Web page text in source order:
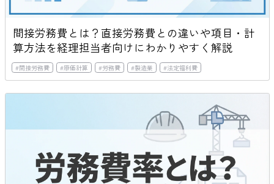
間接労務費とは？直接労務費との違いや項目・計
算方法を経理担当者向けにわかりやすく解説
#間接労務費 #原価計算 #労務費 #製造業 #法定福利費